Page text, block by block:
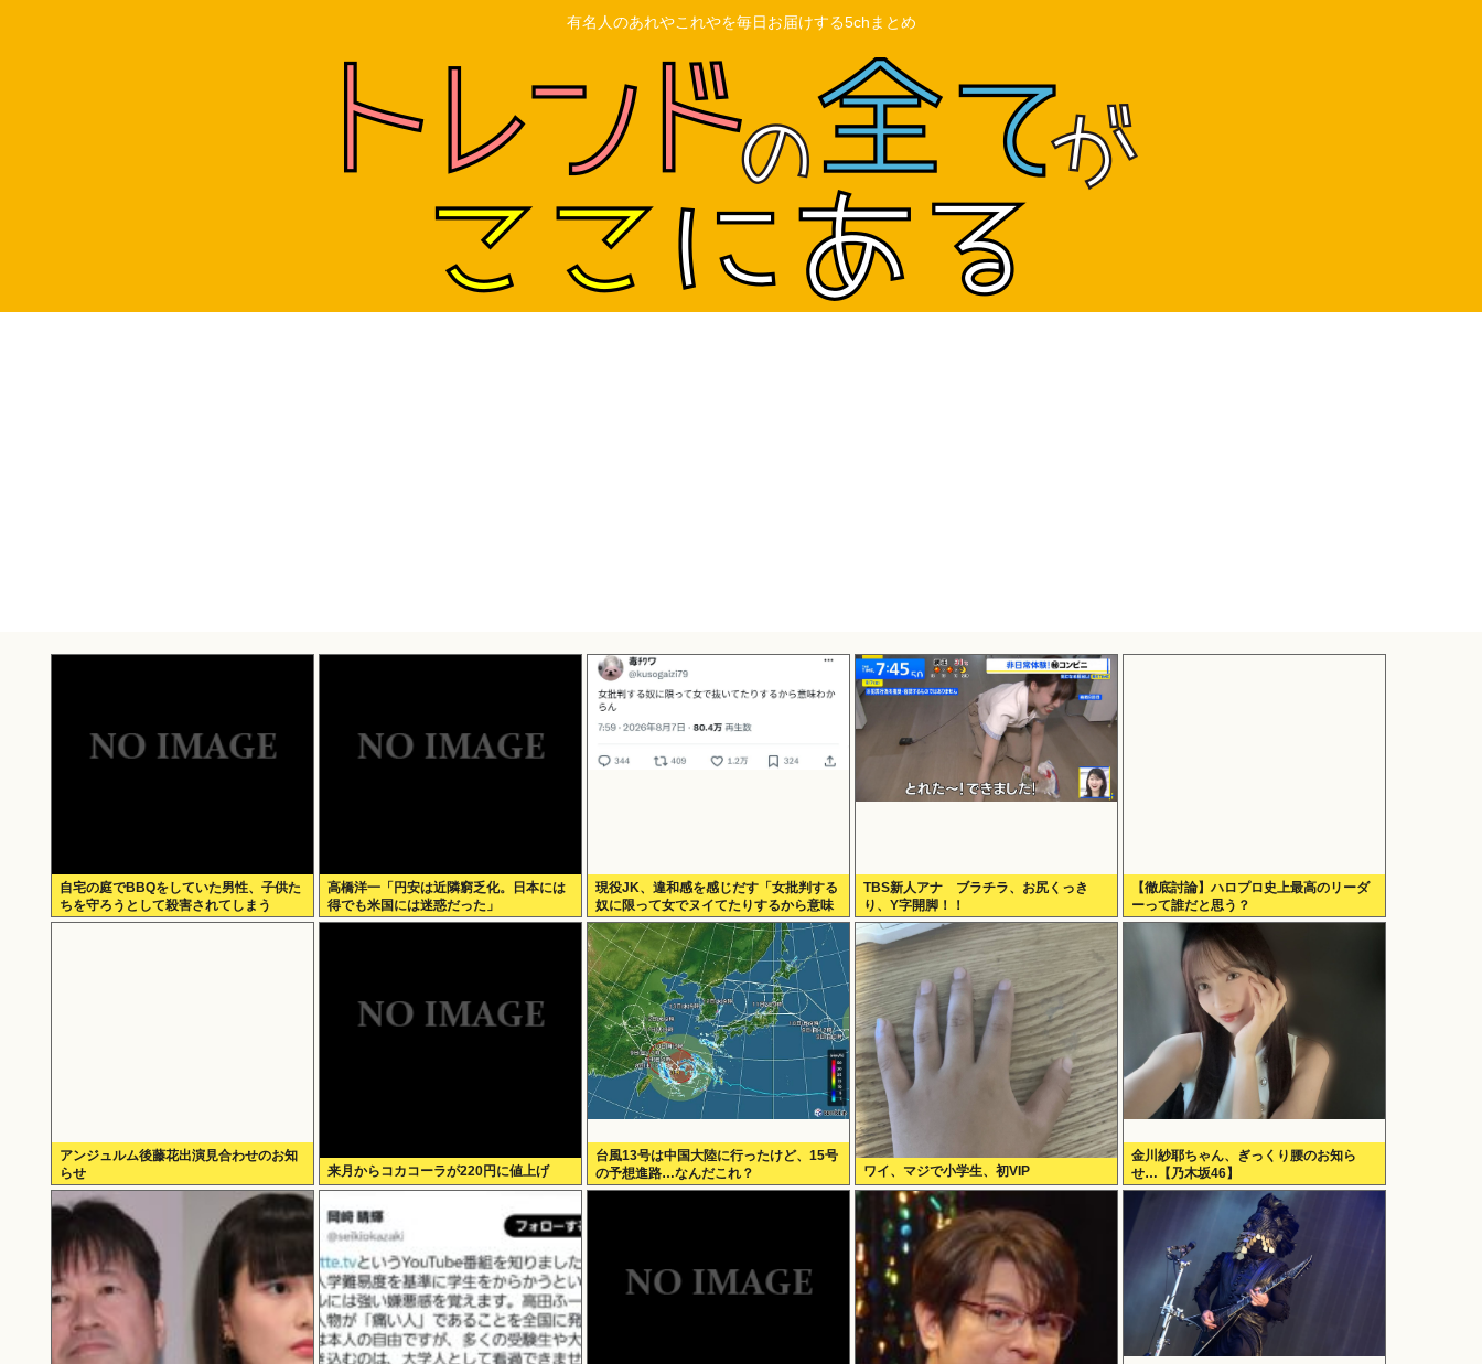
有名人のあれやこれやを毎日お届けする5chまとめ
自宅の庭でBBQをしていた男性、子供た
ちを守ろうとして殺害されてしまう
高橋洋一「円安は近隣窮乏化。日本には
得でも米国には迷惑だった」
現役JK、違和感を感じだす「女批判する
奴に限って女でヌイてたりするから意味
わからなくなってきた 」
TBS新人アナ ブラチラ、お尻くっき
り、Y字開脚！！
【徹底討論】ハロプロ史上最高のリーダ
ーって誰だと思う？
アンジュルム後藤花出演見合わせのお知
らせ
来月からコカコーラが220円に値上げ
台風13号は中国大陸に行ったけど、15号
の予想進路…なんだこれ？
ワイ、マジで小学生、初VIP
金川紗耶ちゃん、ぎっくり腰のお知ら
せ…【乃木坂46】